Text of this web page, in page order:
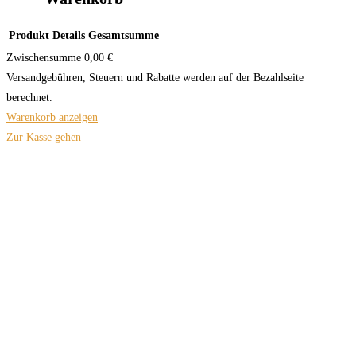
Produkt Details Gesamtsumme
Zwischensumme 0,00 €
Versandgebühren, Steuern und Rabatte werden auf der Bezahlseite
berechnet.
Warenkorb anzeigen
Zur Kasse gehen